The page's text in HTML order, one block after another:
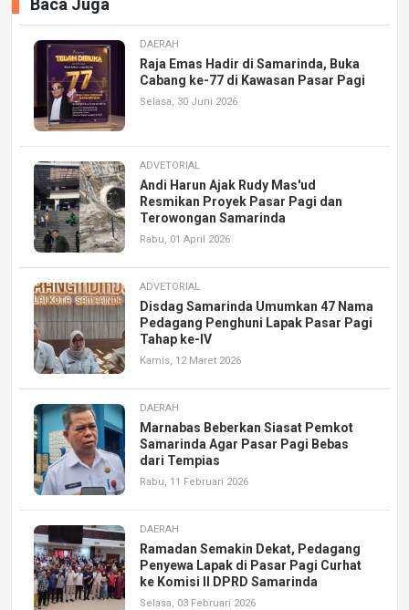
DAERAH
Raja Emas Hadir di Samarinda, Buka
Cabang ke-77 di Kawasan Pasar Pagi
Selasa, 30 Juni 2026
ADVETORIAL
Andi Harun Ajak Rudy Mas'ud
Resmikan Proyek Pasar Pagi dan
Terowongan Samarinda
Rabu, 01 April 2026
ADVETORIAL
Disdag Samarinda Umumkan 47 Nama
Pedagang Penghuni Lapak Pasar Pagi
Tahap ke-IV
Kamis, 12 Maret 2026
DAERAH
Marnabas Beberkan Siasat Pemkot
Samarinda Agar Pasar Pagi Bebas
dari Tempias
Rabu, 11 Februari 2026
DAERAH
Ramadan Semakin Dekat, Pedagang
Penyewa Lapak di Pasar Pagi Curhat
ke Komisi II DPRD Samarinda
Selasa, 03 Februari 2026